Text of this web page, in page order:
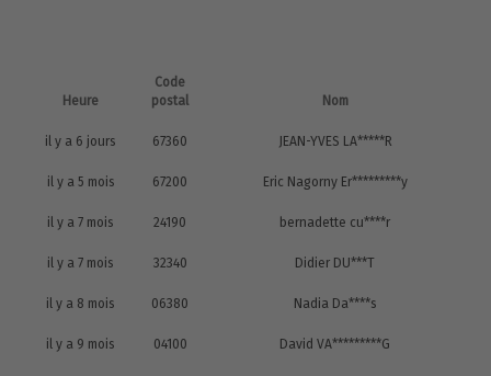
Heure
Code
postal
Nom
il y a 6 jours 67360 JEAN-YVES LA*****R
il y a 5 mois 67200 Eric Nagorny Er*********y
il y a 7 mois 24190 bernadette cu****r
il y a 7 mois 32340 Didier DU***T
il y a 8 mois 06380 Nadia Da****s
il y a 9 mois 04100 David VA*********G